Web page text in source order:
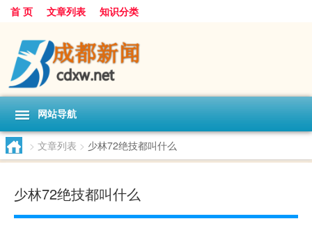
首 页 文章列表 知识分类
网站导航
> 文章列表 > 少林72绝技都叫什么
少林72绝技都叫什么